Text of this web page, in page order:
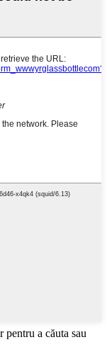
pentru a căuta sau